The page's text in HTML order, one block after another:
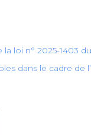
la loi n° 2025-
dans le cadre de